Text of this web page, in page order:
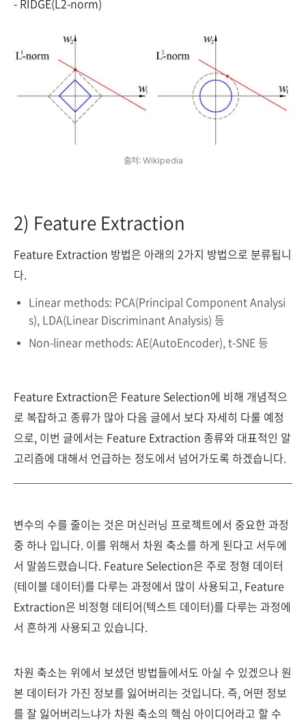
- RIDGE(L2-norm)
출처: Wikipedia
2) Feature Extraction
Feature Extraction 방법은 아래의 2가지 방법으로 분류됩니
다.
Linear methods: PCA(Principal Component Analysi
s), LDA(Linear Discriminant Analysis) 등
Non-linear methods: AE(AutoEncoder), t-SNE 등
Feature Extraction은 Feature Selection에 비해 개념적으
로 복잡하고 종류가 많아 다음 글에서 보다 자세히 다룰 예정
으로, 이번 글에서는 Feature Extraction 종류와 대표적인 알
고리즘에 대해서 언급하는 정도에서 넘어가도록 하겠습니다.
변수의 수를 줄이는 것은 머신러닝 프로젝트에서 중요한 과정
중 하나 입니다. 이를 위해서 차원 축소를 하게 된다고 서두에
서 말씀드렸습니다. Feature Selection은 주로 정형 데이터
(테이블 데이터)를 다루는 과정에서 많이 사용되고, Feature
Extraction은 비정형 데티어(텍스트 데이터)를 다루는 과정에
서 흔하게 사용되고 있습니다.
차원 축소는 위에서 보셨던 방법들에서도 아실 수 있겠으나 원
본 데이터가 가진 정보를 잃어버리는 것입니다. 즉, 어떤 정보
를 잘 잃어버리느냐가 차원 축소의 핵심 아이디어라고 할 수